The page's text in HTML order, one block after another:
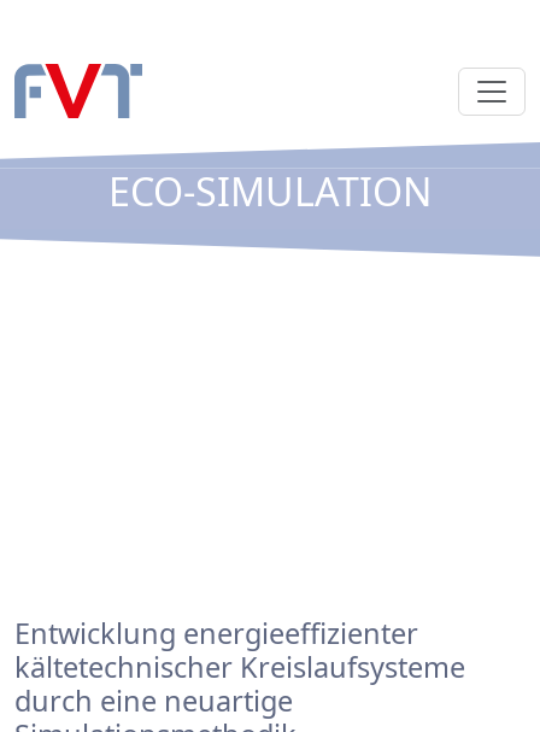
ECO-SIMULATION
Entwicklung energieeffizienter
kältetechnischer Kreislaufsysteme
durch eine neuartige